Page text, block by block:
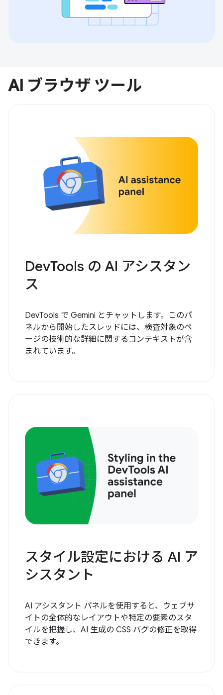
AI ブラウザ ツール
DevTools の AI アシスタン
ス
DevTools で Gemini とチャットします。このパ
ネルから開始したスレッドには、検査対象のペ
ージの技術的な詳細に関するコンテキストが含
まれています。
スタイル設定における AI ア
シスタント
AI アシスタント パネルを使用すると、ウェブサ
イトの全体的なレイアウトや特定の要素のスタ
イルを把握し、AI 生成の CSS バグの修正を取得
できます。